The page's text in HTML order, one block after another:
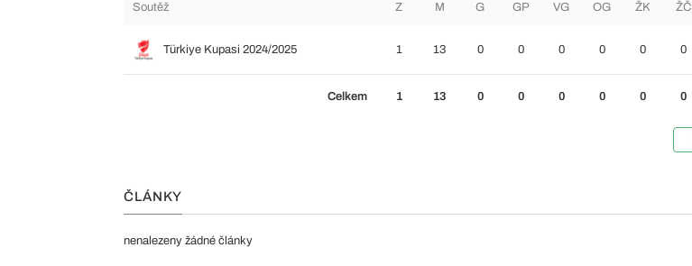
Soutěž Z M G GP VG OG ŽK ŽČ
Türkiye Kupasi 2024/2025 1 13 0 0 0 0 0 0
Celkem 1 13 0 0 0 0 0 0
ČLÁNKY
nenalezeny žádné články